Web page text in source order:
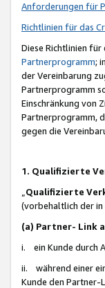
Anforderungen für
Richtlinien für das
Diese Richtlinien
Partnerprogramm;
der Vereinbarung
Partnerprogramm
Einschränkung von
Partnerprogramm,
gegen die
1. Qualifizierte
Qualifizierte
(vorbehaltlich der in
(a) Partner- Link
i. ein Kunde durch
ii. während einer
Kunde den Partner-